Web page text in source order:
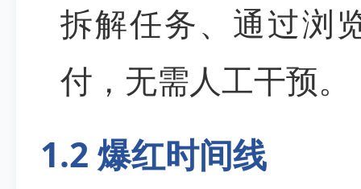
拆解任务、通过浏
付，无需人工干预。
1.2 爆红时间线